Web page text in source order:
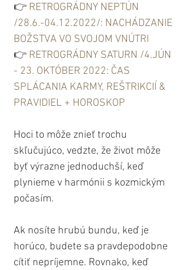
👉 RETROGRÁDNY NEPTÚN
/28.6.-04.12.2022/: NACHÁDZANIE
BOŽSTVA VO SVOJOM VNÚTRI
👉 RETROGRÁDNY SATURN /4.JÚN
- 23. OKTÓBER 2022: ČAS
SPLÁCANIA KARMY, REŠTRIKCIÍ &
PRAVIDIEL + HOROSKOP
Hoci to môže znieť trochu
skľučujúco, vedzte, že život môže
byť výrazne jednoduchší, keď
plynieme v harmónii s kozmickým
počasím.
Ak nosíte hrubú bundu, keď je
horúco, budete sa pravdepodobne
cítiť nepríjemne. Rovnako, keď